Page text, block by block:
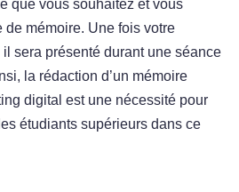
que vous souhaitez et vous
mémoire. Une fois votre
sera présenté durant une séance
la rédaction d’un mémoire
digital est une nécessité pour
étudiants supérieurs dans ce